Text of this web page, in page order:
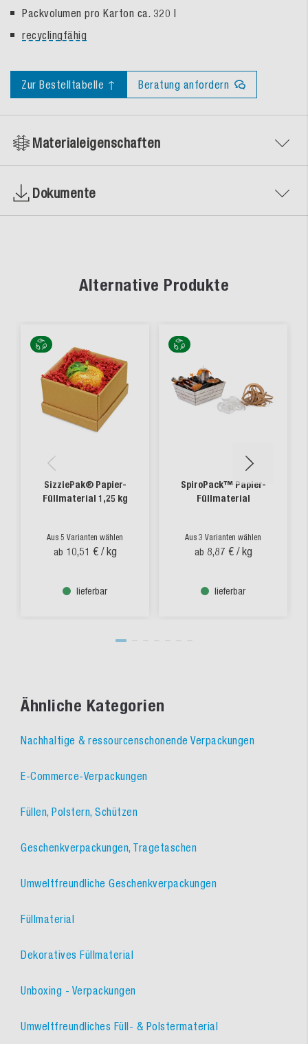
Packvolumen pro Karton ca. 320 l
recyclingfähig
Zur Bestelltabelle ↑ Beratung anfordern
Materialeigenschaften
Dokumente
Alternative Produkte
SizzlePak® Papier-
Füllmaterial 1,25 kg
Aus 5 Varianten wählen
ab 10,51 € / kg
lieferbar
SpiroPack™ Papier-
Füllmaterial
Aus 3 Varianten wählen
ab 8,87 € / kg
lieferbar
Ähnliche Kategorien
Nachhaltige & ressourcenschonende Verpackungen
E-Commerce-Verpackungen
Füllen, Polstern, Schützen
Geschenkverpackungen, Tragetaschen
Umweltfreundliche Geschenkverpackungen
Füllmaterial
Dekoratives Füllmaterial
Unboxing - Verpackungen
Umweltfreundliches Füll- & Polstermaterial